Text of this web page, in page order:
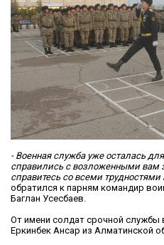
- Военная служба уже осталась
справились с возложенными вам
справитесь со всеми
обратился к парням командир
Баглан Усесбаев.
От имени солдат срочной службы
Еркинбек Ансар из Алматинской